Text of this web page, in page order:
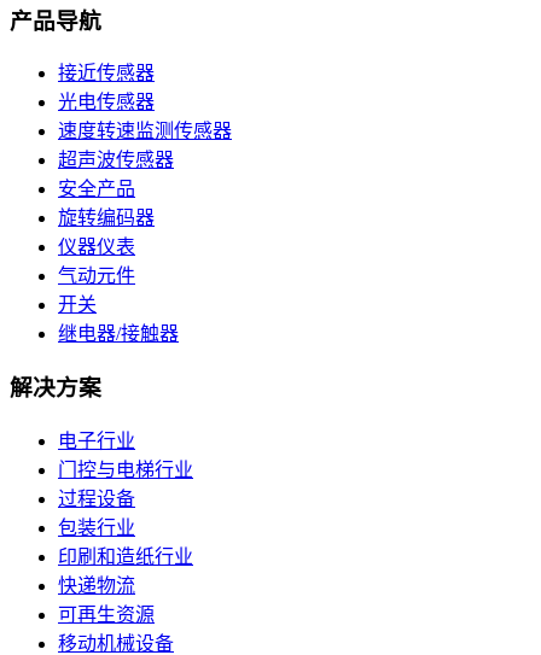
产品导航
接近传感器
光电传感器
速度转速监测传感器
超声波传感器
安全产品
旋转编码器
仪器仪表
气动元件
开关
继电器/接触器
解决方案
电子行业
门控与电梯行业
过程设备
包装行业
印刷和造纸行业
快递物流
可再生资源
移动机械设备